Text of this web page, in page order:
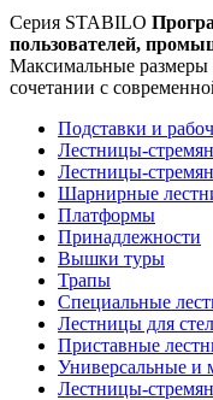
Серия STABILO
пользователей,
Максимальные размеры
сочетании с
Подставки и
Лестницы-
Лестницы-
Шарнирные
Платформы
Принадлежности
Вышки туры
Трапы
Специальные
Лестницы для
Приставные
Универсальные и
Лестницы-